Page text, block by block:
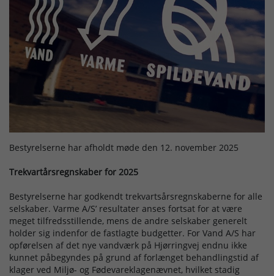
Driftsforstyrrelser
Bestyrelserne har afholdt møde den 12. november 2025
Trekvartårsregnskaber for 2025
Bestyrelserne har godkendt trekvartsårsregnskaberne for alle
selskaber. Varme A/S’ resultater anses fortsat for at være
meget tilfredsstillende, mens de andre selskaber generelt
holder sig indenfor de fastlagte budgetter. For Vand A/S har
opførelsen af det nye vandværk på Hjørringvej endnu ikke
kunnet påbegyndes på grund af forlænget behandlingstid af
klager ved Miljø- og Fødevareklagenævnet, hvilket stadig